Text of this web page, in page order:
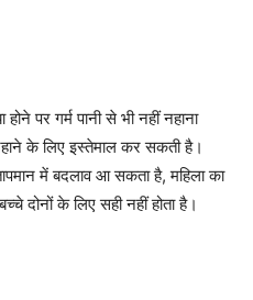
होने पर गर्म पानी से भी नहीं नहाना
के लिए इस्तेमाल कर सकती है।
में बदलाव आ सकता है, महिला का
दोनों के लिए सही नहीं होता है।